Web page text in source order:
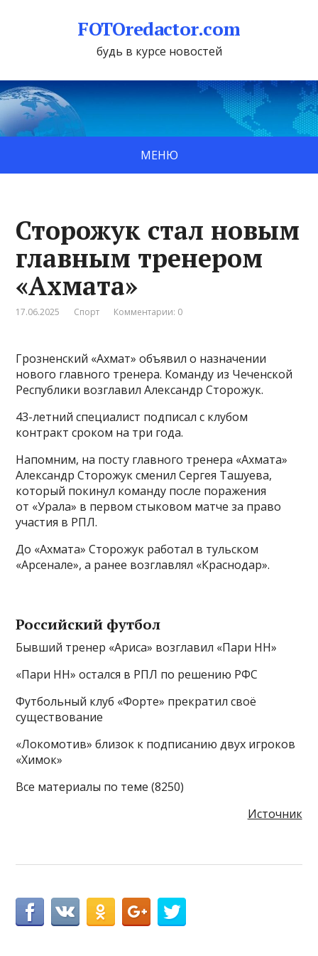
FOTOredactor.com
будь в курсе новостей
МЕНЮ
Сторожук стал новым
главным тренером
«Ахмата»
17.06.2025 Спорт Комментарии: 0
Грозненский «Ахмат» объявил о назначении
нового главного тренера. Команду из Чеченской
Республики возглавил Александр Сторожук.
43-летний специалист подписал с клубом
контракт сроком на три года.
Напомним, на посту главного тренера «Ахмата»
Александр Сторожук сменил Сергея Ташуева,
который покинул команду после поражения
от «Урала» в первом стыковом матче за право
участия в РПЛ.
До «Ахмата» Сторожук работал в тульском
«Арсенале», а ранее возглавлял «Краснодар».
Российский футбол
Бывший тренер «Ариса» возглавил «Пари НН»
«Пари НН» остался в РПЛ по решению РФС
Футбольный клуб «Форте» прекратил своё
существование
«Локомотив» близок к подписанию двух игроков
«Химок»
Все материалы по теме (8250)
Источник